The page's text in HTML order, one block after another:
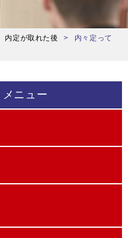
内定が取れた後
内々定って
ニュー